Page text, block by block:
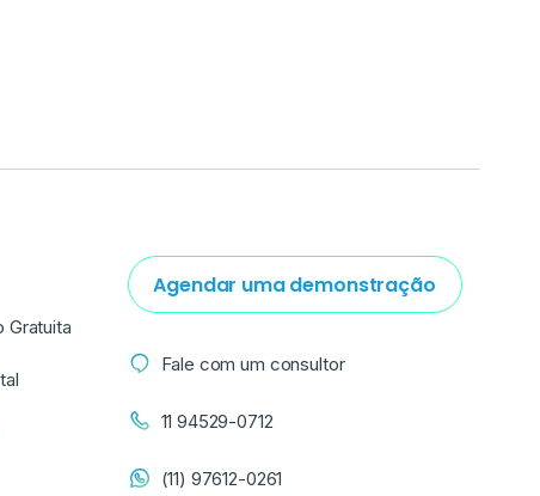
Gratuita
Agendar uma demonstração
Fale com um consultor
11 94529-0712
(11) 97612-0261